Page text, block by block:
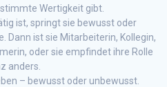
Wertigkeit gibt.
ist, springt sie bewusst oder
Dann ist sie Mitarbeiterin, Kollegin,
oder sie empfindet ihre Rolle
anders.
– bewusst oder unbewusst.